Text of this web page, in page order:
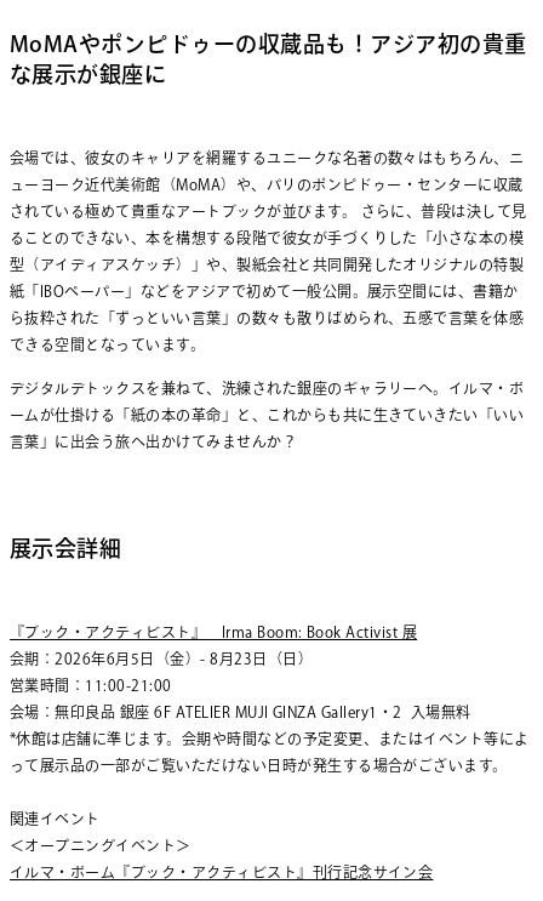
MoMAやポンピドゥーの収蔵品も！アジア初の貴重
な展示が銀座に
会場では、彼女のキャリアを網羅するユニークな名著の数々はもちろん、ニ
ューヨーク近代美術館（MoMA）や、パリのポンピドゥー・センターに収蔵
されている極めて貴重なアートブックが並びます。 さらに、普段は決して見
ることのできない、本を構想する段階で彼女が手づくりした「小さな本の模
型（アイディアスケッチ）」や、製紙会社と共同開発したオリジナルの特製
紙「IBOペーパー」などをアジアで初めて一般公開。展示空間には、書籍か
ら抜粋された「ずっといい言葉」の数々も散りばめられ、五感で言葉を体感
できる空間となっています。
デジタルデトックスを兼ねて、洗練された銀座のギャラリーへ。イルマ・ボ
ームが仕掛ける「紙の本の革命」と、これからも共に生きていきたい「いい
言葉」に出会う旅へ出かけてみませんか？
展示会詳細
『ブック・アクティビスト』 Irma Boom: Book Activist 展
会期：2026年6月5日（金）- 8月23日（日）
営業時間：11:00-21:00
会場：無印良品 銀座 6F ATELIER MUJI GINZA Gallery1・2 入場無料
*休館は店舗に準じます。会期や時間などの予定変更、またはイベント等によ
って展示品の一部がご覧いただけない日時が発生する場合がございます。
関連イベント
＜オープニングイベント＞
イルマ・ボーム『ブック・アクティビスト』刊行記念サイン会